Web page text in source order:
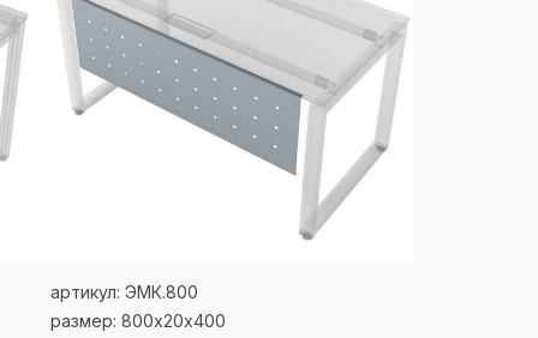
артикул: ЭМК.800
размер: 800х20х400